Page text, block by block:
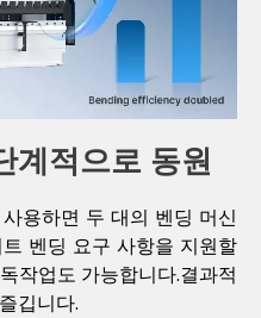
계적으로 동원
용하면 두 대의 벤딩 머신
벤딩 요구 사항을 지원할
작업도 가능합니다.결과적
깁니다.